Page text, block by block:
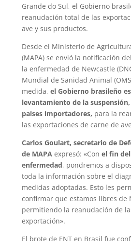
Grande do Sul, el Gobierno
reanudación total de las
ave y sus productos.
Desde el Ministerio de
(MAPA) se envió la notificación
la enfermedad de Newcastle
Mundial de Sanidad Animal
medida, el Gobierno brasileño
levantamiento de la
países importadores, para la
las exportaciones de carne de
Carlos Goulart, secretario de
de MAPA expresó: «Con el fin
enfermedad, pondremos a
toda la información sobre el
medidas adoptadas. Esto les
confirmar que estamos libres de
permitiendo la reanudación de
exportación».
El brote de ENT en Brasil fue